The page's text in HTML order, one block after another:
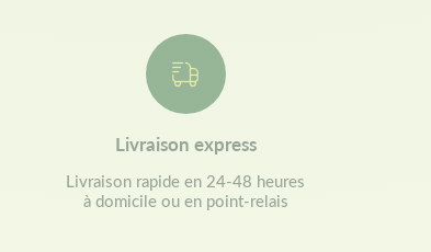
Livraison express
Livraison rapide en 24-48 heures
à domicile ou en point-relais